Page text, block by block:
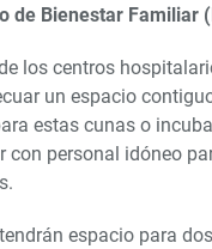
de Bienestar Familiar
los centros
un espacio
estas cunas o
con personal idóneo
espacio para